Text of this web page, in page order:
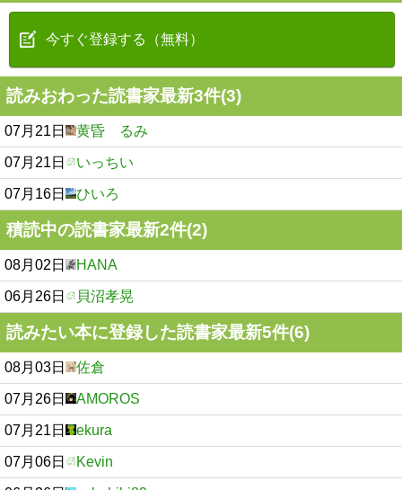
今すぐ登録する（無料）
読みおわった読書家最新3件(3)
07月21日 黄昏 るみ
07月21日 いっちい
07月16日 ひいろ
積読中の読書家最新2件(2)
08月02日 HANA
06月26日 貝沼孝晃
読みたい本に登録した読書家最新5件(6)
08月03日 佐倉
07月26日 AMOROS
07月21日 ekura
07月06日 Kevin